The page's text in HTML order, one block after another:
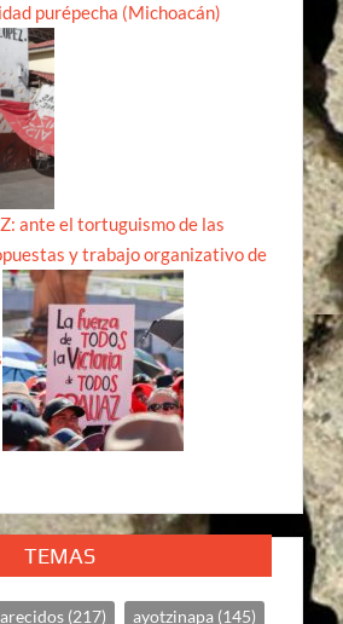
purépecha (Michoacán)
ante el tortuguismo de las
y trabajo organizativo de
TEMAS
(217) ayotzinapa (145)